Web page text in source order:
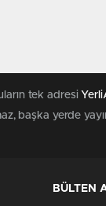
tek adresi
başka yerde
BÜLTEN